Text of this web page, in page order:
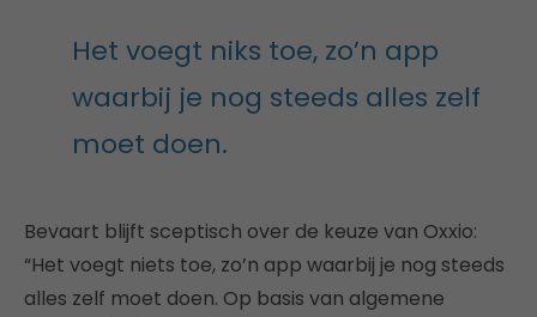
Het voegt niks toe, zo’n app
waarbij je nog steeds alles zelf
moet doen.
Bevaart blijft sceptisch over de keuze van Oxxio:
“Het voegt niets toe, zo’n app waarbij je nog steeds
alles zelf moet doen. Op basis van algemene